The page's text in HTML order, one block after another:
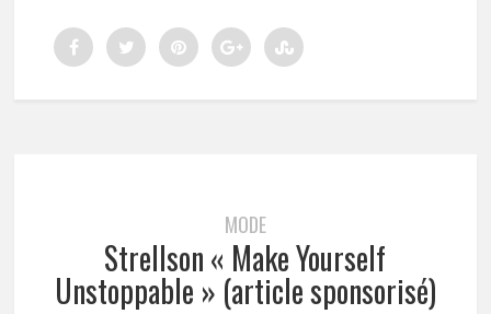
MODE
Strellson « Make Yourself
Unstoppable » (article sponsorisé)